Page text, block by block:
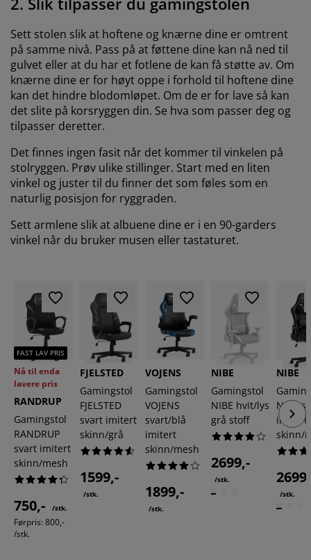
Sett stolen slik at hoftene og knærne dine er omtrent
på samme nivå. Pass på at føttene dine kan nå ned til
gulvet eller at du har et fotlene de kan få støtte av. Om
knærne dine er for høyt oppe i forhold til hoftene dine
kan det hindre blodomløpet. Om de er for lave så kan
det slite på korsryggen din. Se hva som passer deg og
tilpasser deretter.
Det finnes ingen fasit når det kommer til vinkelen på
stolryggen. Prøv ulike stillinger. Start med en liten
vinkel og juster til du finner det som føles som en
naturlig posisjon for ryggraden.
Sett armlene slik at albuene dine er i en 90-garders
vinkel når du bruker musen eller tastaturet.
FAST LAV PRIS
Nå til enda
lavere pris
RANDRUP
Gamingstol
RANDRUP
svart imitert
skinn/mesh
750,- /stk.
Førpris: 800,-
/stk.
FJELSTED
Gamingstol
FJELSTED
svart imitert
skinn/grå
1599,-
/stk.
VOJENS
Gamingstol
VOJENS
svart/blå
imitert
skinn/mesh
1899,-
/stk.
NIBE
Gamingstol
NIBE hvit/lys
grå stoff
2699,-
/stk.
NIBE
NIBE
imitert
skinn/
/stk.